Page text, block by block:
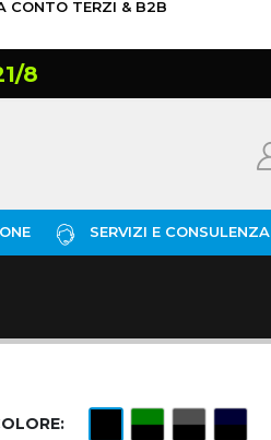
CONTO TERZI & B2B
8
SERVIZI E CONSULENZA